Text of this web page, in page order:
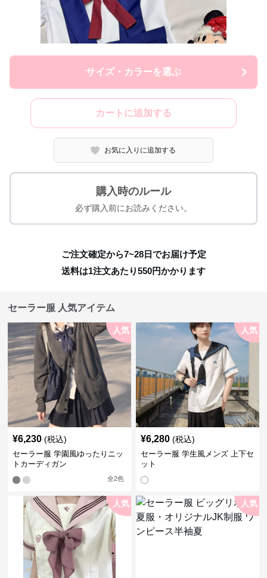
サイズ・カラーを選ぶ
カートに追加する
お気に入りに追加する
購入時のルール
必ず購入前にお読みください。
ご注文確定から7~28日でお届け予定
送料は1注文あたり550円かかります
セーラー服 人気アイテム
人気
¥6,230 (税込)
セーラー服 学園風ゆったりニッ
トカーディガン
全2色
人気
¥6,280 (税込)
セーラー服 学生風メンズ 上下セ
ット
人気 人気